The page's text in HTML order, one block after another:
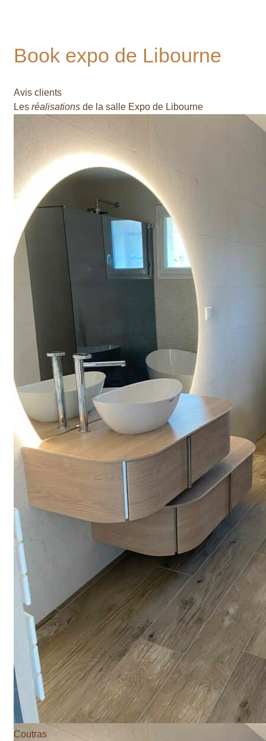
Book expo de Libourne
Avis clients
Les réalisations de la salle Expo de Libourne
Coutras